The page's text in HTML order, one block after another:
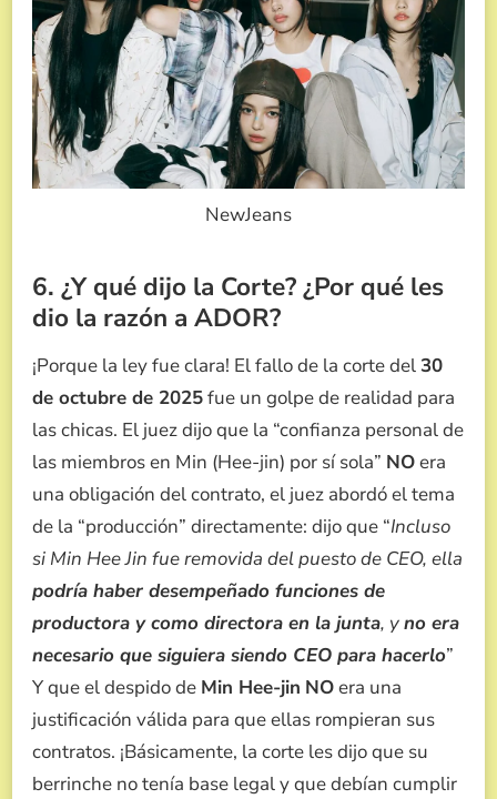
NewJeans
6. ¿Y qué dijo la Corte? ¿Por qué les
dio la razón a ADOR?
¡Porque la ley fue clara! El fallo de la corte del30
de octubre de 2025fue un golpe de realidad para
las chicas. El juez dijo que la “confianza personal de
las miembros en Min (Hee-jin) por sí sola” NOera
una obligación del contrato, el juez abordó el tema
de la “producción” directamente: dijo que “Incluso
si Min Hee Jin fue removida del puesto de CEO, ella
podría haber desempeñado funciones de
productora y como directora en la junta, yno era
necesario que siguiera siendo CEO para hacerlo”
Y que el despido de Min Hee-jin NOera una
justificación válida para que ellas rompieran sus
contratos. ¡Básicamente, la corte les dijo que su
berrinche no tenía base legal y que debían cumplir